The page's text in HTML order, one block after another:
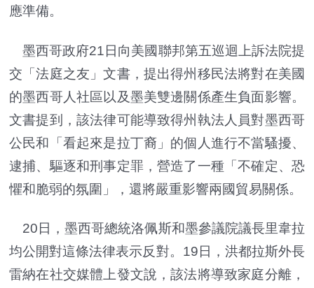
應準備。
墨西哥政府21日向美國聯邦第五巡迴上訴法院提
交「法庭之友」文書，提出得州移民法將對在美國
的墨西哥人社區以及墨美雙邊關係產生負面影響。
文書提到，該法律可能導致得州執法人員對墨西哥
公民和「看起來是拉丁裔」的個人進行不當騷擾、
逮捕、驅逐和刑事定罪，營造了一種「不確定、恐
懼和脆弱的氛圍」，還將嚴重影響兩國貿易關係。
20日，墨西哥總統洛佩斯和墨參議院議長里韋拉
均公開對這條法律表示反對。19日，洪都拉斯外長
雷納在社交媒體上發文說，該法將導致家庭分離，